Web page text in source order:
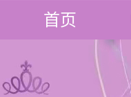
首页